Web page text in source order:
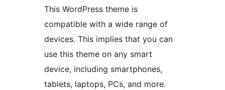
This WordPress theme is
compatible with a wide range of
devices. This implies that you can
use this theme on any smart
device, including smartphones,
tablets, laptops, PCs, and more.